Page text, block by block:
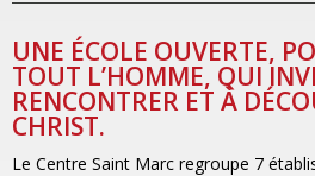
UNE ÉCOLE OUVERTE,
TOUT L’HOMME, QUI
RENCONTRER ET À
CHRIST.
Le Centre Saint Marc regroupe 7